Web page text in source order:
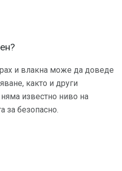
и влакна може да доведе
както и други
известно ниво на
за безопасно.